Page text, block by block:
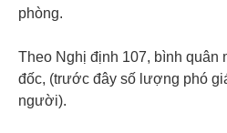
phòng.
Theo Nghị định 107, bình quân
đốc, (trước đây số lượng phó
người).